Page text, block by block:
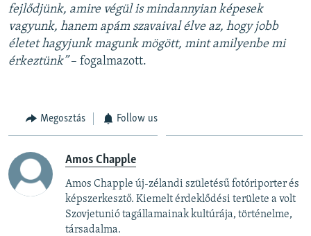
fejlődjünk, amire végül is mindannyian képesek
vagyunk, hanem apám szavaival élve az, hogy jobb
életet hagyjunk magunk mögött, mint amilyenbe mi
érkeztünk”– fogalmazott.
Megosztás Follow us
Amos Chapple
Amos Chapple új-zélandi születésű fotóriporter és
képszerkesztő. Kiemelt érdeklődési területe a volt
Szovjetunió tagállamainak kultúrája, történelme,
társadalma.